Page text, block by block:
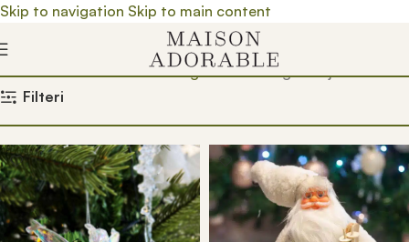
Skip to navigation Skip to main content
Почетна/ Prodavnica/ Nova godina/ Novogodišnji dekor
Filteri